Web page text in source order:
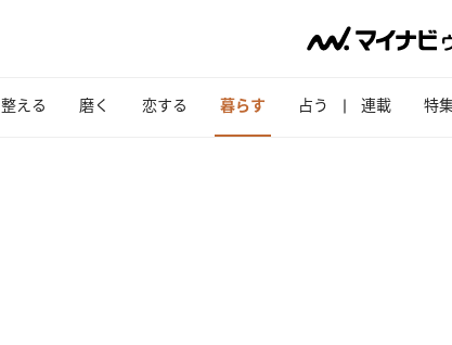
整える 磨く 恋する 暮らす 占う 連載 特